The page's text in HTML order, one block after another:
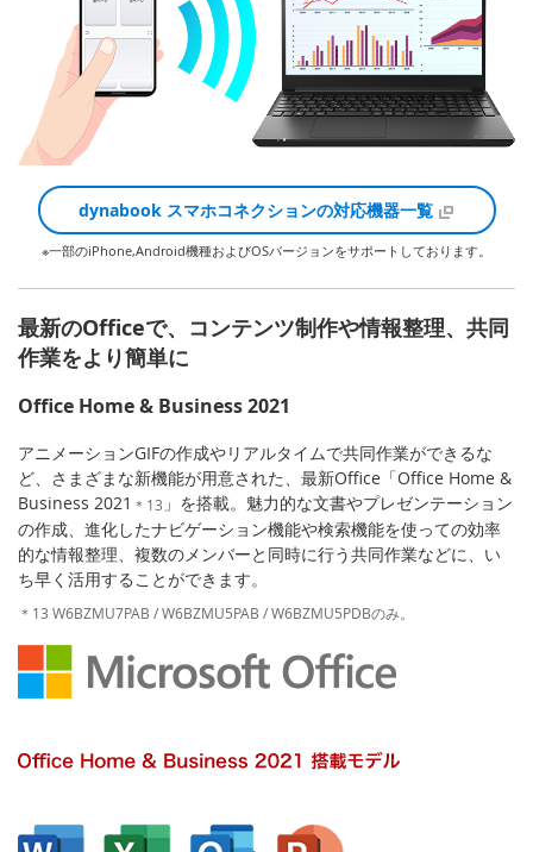
dynabook スマホコネクションの対応機器一覧
※一部のiPhone,Android機種およびOSバージョンをサポートしております。
最新のOfficeで、コンテンツ制作や情報整理、共同
作業をより簡単に
Office Home & Business 2021
アニメーションGIFの作成やリアルタイムで共同作業ができるな
ど、さまざまな新機能が用意された、最新Office「Office Home &
Business 2021 ＊13 」を搭載。魅力的な文書やプレゼンテーション
の作成、進化したナビゲーション機能や検索機能を使っての効率
的な情報整理、複数のメンバーと同時に行う共同作業などに、い
ち早く活用することができます。
＊13 W6BZMU7PAB / W6BZMU5PAB / W6BZMU5PDBのみ。